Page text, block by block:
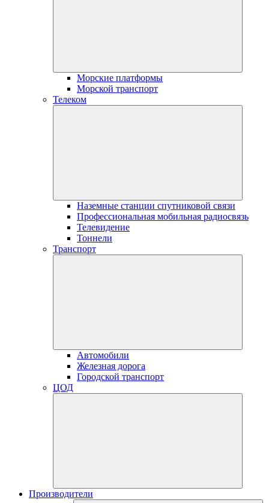
Морские платформы
Морской транспорт
Телеком
Наземные станции спутниковой связи
Профессиональная мобильная радиосвязь
Телевидение
Тоннели
Транспорт
Автомобили
Железная дорога
Городской транспорт
ЦОД
Производители